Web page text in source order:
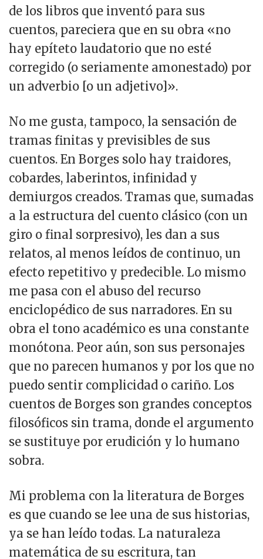
de los libros que inventó para sus
cuentos, pareciera que en su obra «no
hay epíteto laudatorio que no esté
corregido (o seriamente amonestado) por
un adverbio [o un adjetivo]».
No me gusta, tampoco, la sensación de
tramas finitas y previsibles de sus
cuentos. En Borges solo hay traidores,
cobardes, laberintos, infinidad y
demiurgos creados. Tramas que, sumadas
a la estructura del cuento clásico (con un
giro o final sorpresivo), les dan a sus
relatos, al menos leídos de continuo, un
efecto repetitivo y predecible. Lo mismo
me pasa con el abuso del recurso
enciclopédico de sus narradores. En su
obra el tono académico es una constante
monótona. Peor aún, son sus personajes
que no parecen humanos y por los que no
puedo sentir complicidad o cariño. Los
cuentos de Borges son grandes conceptos
filosóficos sin trama, donde el argumento
se sustituye por erudición y lo humano
sobra.
Mi problema con la literatura de Borges
es que cuando se lee una de sus historias,
ya se han leído todas. La naturaleza
matemática de su escritura, tan